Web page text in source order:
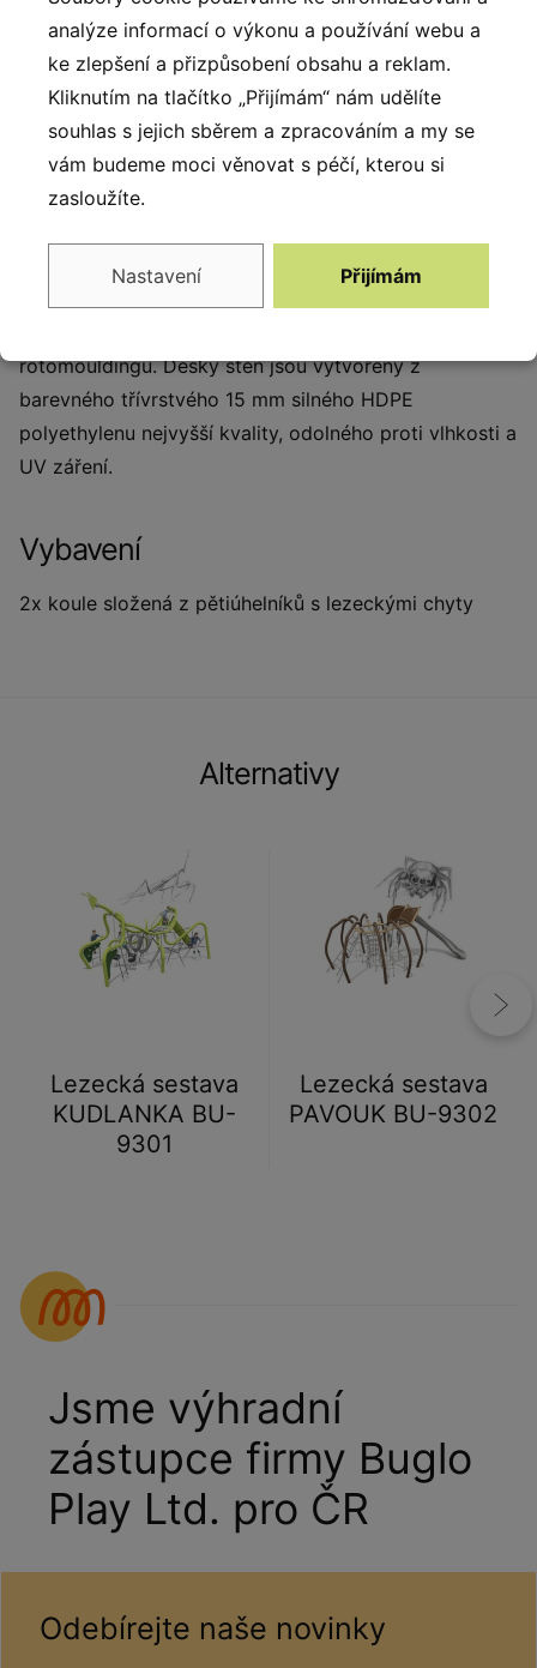
materiálu LDPE technikou
rotomouldingu.
Popis produktu
Herní sestava Bubbles v zelené barvě nabízí velké
věku 3-12 let. Konstrukce je vyrobena z pevné
rotomouldingu. Desky stěn jsou vytvořeny z
barevného třívrstvého 15 mm silného HDPE
polyethylenu nejvyšší kvality, odolného proti vlhkosti a
UV záření.
Vybavení
2x koule složená z pětiúhelníků s lezeckými chyty
Alternativy
Lezecká sestava
KUDLANKA BU-
9301
Lezecká sestava
PAVOUK BU-9302
Jsme výhradní
zástupce firmy Buglo
Play Ltd. pro ČR
Odebírejte naše novinky
analýze informací o výkonu a používání webu a
ke zlepšení a přizpůsobení obsahu a reklam.
Kliknutím na tlačítko „Přijímám“ nám udělíte
souhlas s jejich sběrem a zpracováním a my se
vám budeme moci věnovat s péčí, kterou si
zasloužíte.
Nastavení Přijímám